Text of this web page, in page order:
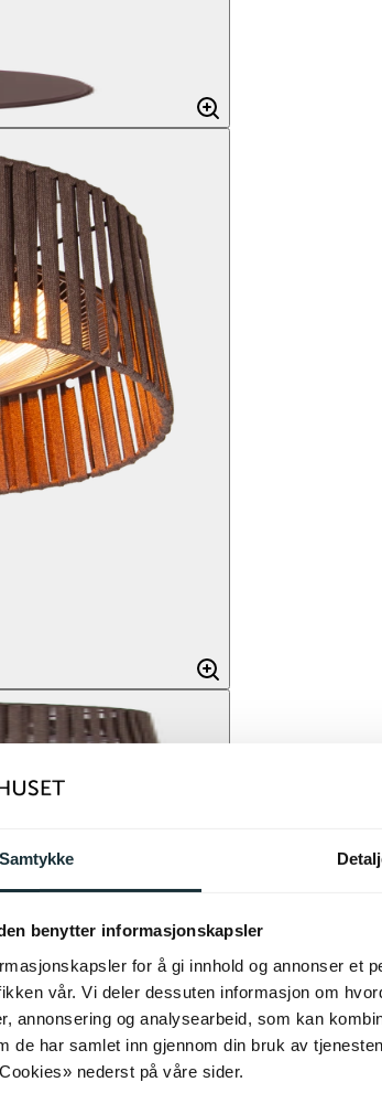
Samtykke
benytter informasjonskapsler
for å gi innhold og annonser et
vår. Vi deler dessuten informasjon om
annonsering og analysearbeid, som kan
de har samlet inn gjennom din bruk av
nederst på våre sider.